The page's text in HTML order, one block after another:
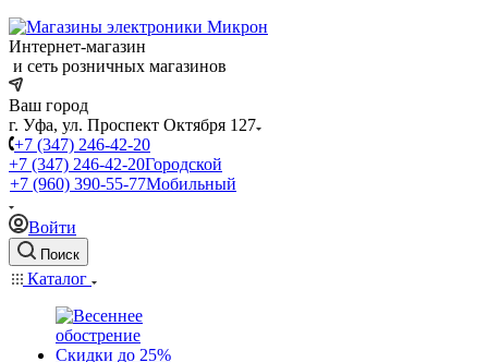
Интернет-магазин
и сеть розничных магазинов
Ваш город
г. Уфа, ул. Проспект Октября 127
+7 (347) 246-42-20
+7 (347) 246-42-20Городской
+7 (960) 390-55-77Мобильный
Войти
Поиск
Каталог